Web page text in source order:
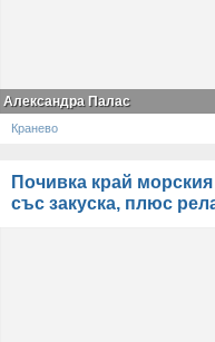
Александра Палас
Кранево
Почивка край
със закуска, плюс